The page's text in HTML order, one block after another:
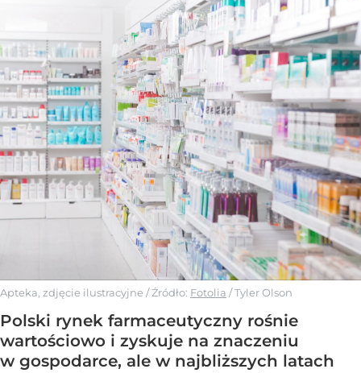
Apteka, zdjęcie ilustracyjne / Źródło: Fotolia /Tyler Olson
Polski rynek farmaceutyczny rośnie
wartościowo i zyskuje na znaczeniu
w gospodarce, ale w najbliższych latach